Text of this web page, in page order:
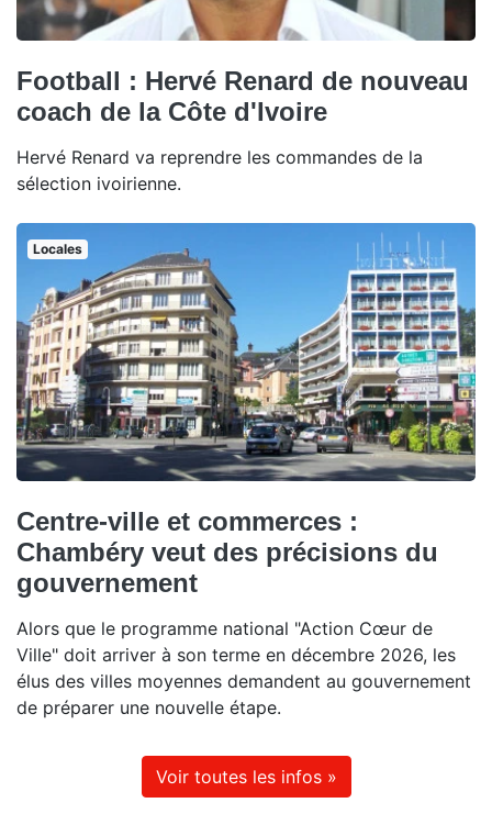
Football : Hervé Renard de nouveau
coach de la Côte d'Ivoire
Hervé Renard va reprendre les commandes de la
sélection ivoirienne.
Locales
Centre-ville et commerces :
Chambéry veut des précisions du
gouvernement
Alors que le programme national "Action Cœur de
Ville" doit arriver à son terme en décembre 2026, les
élus des villes moyennes demandent au gouvernement
de préparer une nouvelle étape.
Voir toutes les infos »